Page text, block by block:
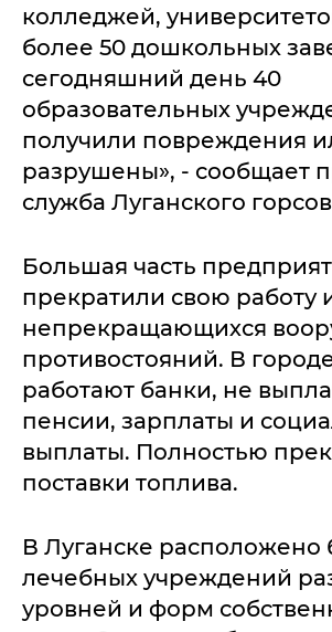
колледжей,
более 50 дошкольных
сегодняшний день 40
образовательных
получили повреждения
разрушены», - сообщает
служба Луганского
Большая часть
прекратили свою работу
непрекращающихся
противостояний. В
работают банки, не
пенсии, зарплаты и
выплаты. Полностью
поставки топлива.
В Луганске расположено
лечебных учреждений
уровней и форм